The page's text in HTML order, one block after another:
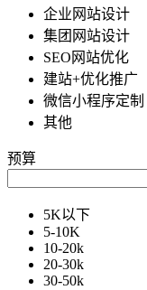
企业网站设计
集团网站设计
SEO网站优化
建站+优化推广
微信小程序定制
其他
预算
5K以下
5-10K
10-20k
20-30k
30-50k